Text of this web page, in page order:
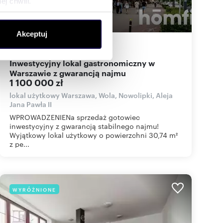
społecznościowym,
od Ciebie lub
Akceptuj
m zł/m
Inwestycyjny lokal gastronomiczny w
Warszawie z gwarancją najmu
1 100 000 zł
lokal użytkowy Warszawa, Wola, Nowolipki, Aleja
Jana Pawła II
WPROWADZENIENa sprzedaż gotowiec
inwestycyjny z gwarancją stabilnego najmu!
Wyjątkowy lokal użytkowy o powierzchni 30,74 m²
z pe...
WYRÓŻNIONE